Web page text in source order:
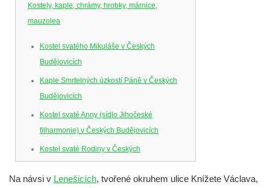
Kostely, kaple, chrámy, hrobky, márnice,
mauzolea
Kostel svatého Mikuláše v Českých
Budějovicích
Kaple Smrtelných úzkostí Páně v Českých
Budějovicích
Kostel svaté Anny (sídlo Jihočeské
filharmonie) v Českých Budějovicích
Kostel svaté Rodiny v Českých
Budějovicích
Kostel Obětování Panny Marie u kláštera
Na návsi v Lenešicích, tvořené okruhem ulice Knížete Václava,